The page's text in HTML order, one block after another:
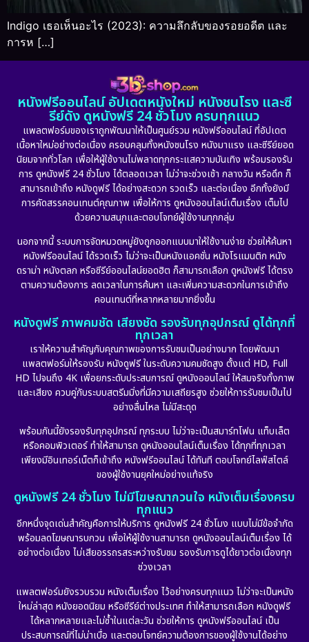
Indigo เธอเห็นอะไร (2023): ความลึกลับของรอยอดีต และ
การห […]
หนังฟรีออนไลน์ อัปเดตหนังใหม่ หนังชนโรง และซี
รีย์ดัง ดูหนังฟรี 24 ชั่วโมง ครบทุกแนว
แพลตฟอร์มของเราถูกพัฒนาให้เป็นศูนย์รวม หนังฟรีออนไลน์ ที่อัปเดต
เนื้อหาใหม่อย่างต่อเนื่อง ครอบคลุมทั้งหนังชนโรง หนังมาแรง และซีรีย์ยอด
นิยมจากทั่วโลก เพื่อให้ผู้ใช้งานไม่พลาดทุกกระแสความบันเทิง พร้อมรองรับ
การ ดูหนังฟรี 24 ชั่วโมง ได้ตลอดเวลา ไม่ว่าจะช่วงเช้า กลางวัน หรือดึก ก็
สามารถเข้าถึง หนังดูฟรี ได้อย่างสะดวก รวดเร็ว และต่อเนื่อง อีกทั้งยังมี
การคัดสรรคอนเทนต์คุณภาพ เพื่อให้การ ดูหนังออนไลน์เต็มเรื่อง เต็มไป
ด้วยความสนุกและตอบโจทย์ผู้ใช้งานทุกกลุ่ม
นอกจากนี้ ระบบการจัดหมวดหมู่ยังถูกออกแบบมาให้ใช้งานง่าย ช่วยให้ค้นหา
หนังฟรีออนไลน์ ได้รวดเร็ว ไม่ว่าจะเป็นหนังแอคชั่น หนังโรแมนติก หนัง
ดราม่า หนังตลก หรือซีรีย์ออนไลน์ยอดฮิต ก็สามารถเลือก ดูหนังฟรี ได้ตรง
ตามความต้องการ ลดเวลาในการค้นหา และเพิ่มความสะดวกในการเข้าถึง
คอนเทนต์ที่หลากหลายมากยิ่งขึ้น
หนังดูฟรี ภาพคมชัด เสียงชัด รองรับทุกอุปกรณ์ ดูได้ทุกที่
ทุกเวลา
เราให้ความสำคัญกับคุณภาพของการรับชมเป็นอย่างมาก โดยพัฒนา
แพลตฟอร์มให้รองรับ หนังดูฟรี ในระดับความคมชัดสูง ตั้งแต่ HD, Full
HD ไปจนถึง 4K เพื่อยกระดับประสบการณ์ ดูหนังออนไลน์ ให้สมจริงทั้งภาพ
และเสียง ควบคู่กับระบบสตรีมมิ่งที่มีความเสถียรสูง ช่วยให้การรับชมเป็นไป
อย่างลื่นไหล ไม่มีสะดุด
พร้อมกันนี้ยังรองรับทุกอุปกรณ์ ทุกระบบ ไม่ว่าจะเป็นสมาร์ทโฟน แท็บเล็ต
หรือคอมพิวเตอร์ ทำให้สามารถ ดูหนังออนไลน์เต็มเรื่อง ได้ทุกที่ทุกเวลา
เพียงมีอินเทอร์เน็ตก็เข้าถึง หนังฟรีออนไลน์ ได้ทันที ตอบโจทย์ไลฟ์สไตล์
ของผู้ใช้งานยุคใหม่อย่างแท้จริง
ดูหนังฟรี 24 ชั่วโมง ไม่มีโฆษณากวนใจ หนังเต็มเรื่องครบ
ทุกแนว
อีกหนึ่งจุดเด่นสำคัญคือการให้บริการ ดูหนังฟรี 24 ชั่วโมง แบบไม่มีข้อจำกัด
พร้อมลดโฆษณารบกวน เพื่อให้ผู้ใช้งานสามารถ ดูหนังออนไลน์เต็มเรื่อง ได้
อย่างต่อเนื่อง ไม่เสียอรรถรสระหว่างรับชม รองรับการดูได้ยาวต่อเนื่องทุก
ช่วงเวลา
แพลตฟอร์มยังรวบรวม หนังเต็มเรื่อง ไว้อย่างครบทุกแนว ไม่ว่าจะเป็นหนัง
ใหม่ล่าสุด หนังยอดนิยม หรือซีรีย์ต่างประเทศ ทำให้สามารถเลือก หนังดูฟรี
ได้หลากหลายและไม่ซ้ำในแต่ละวัน ช่วยให้การ ดูหนังฟรีออนไลน์ เป็น
ประสบการณ์ที่ไม่น่าเบื่อ และตอบโจทย์ความต้องการของผู้ใช้งานได้อย่าง